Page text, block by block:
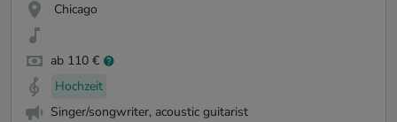
Chicago
ab 110 €
Hochzeit
Singer/songwriter, acoustic guitarist